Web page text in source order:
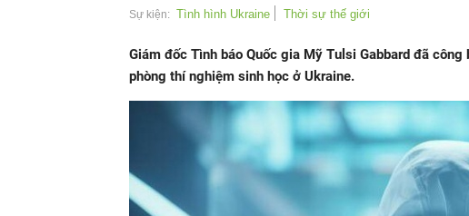
Sự kiện: Tình hình Ukraine Thời sự thế giới
Giám đốc Tình báo Quốc gia Mỹ Tulsi Gabbard đã
phòng thí nghiệm sinh học ở Ukraine.